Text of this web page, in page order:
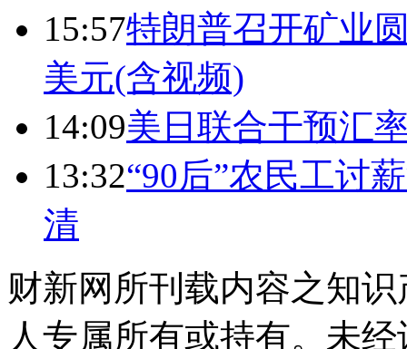
15:57特朗普召开矿业
美元(含视频)
14:09美日联合干预汇
13:32“90后”农民工讨
清
财新网所刊载内容之知
人专属所有或持有。未